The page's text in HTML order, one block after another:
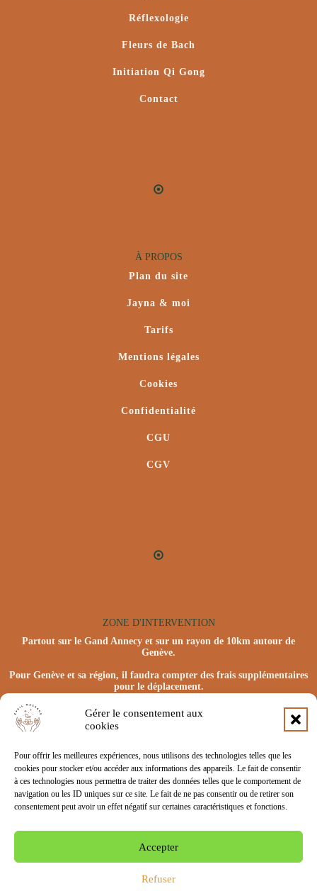
Gérer le consentement aux
cookies
Pour offrir les meilleures expériences, nous utilisons des technologies telles que les
cookies pour stocker et/ou accéder aux informations des appareils. Le fait de consentir
à ces technologies nous permettra de traiter des données telles que le comportement de
navigation ou les ID uniques sur ce site. Le fait de ne pas consentir ou de retirer son
consentement peut avoir un effet négatif sur certaines caractéristiques et fonctions.
Accepter
Refuser
Réflexologie
Fleurs de Bach
Initiation Qi Gong
Contact
À PROPOS
Plan du site
Jayna & moi
Tarifs
Mentions légales
Cookies
Confidentialité
CGU
CGV
ZONE D'INTERVENTION
Partout sur le Gand Annecy et sur un rayon de 10km autour de
Genève.
Pour Genève et sa région, il faudra compter des frais supplémentaires
pour le déplacement.
Port : +33 6 62 06 17 19
Contacter Anna par mail
© Éveil Massage 2024 - Tous droits réservés